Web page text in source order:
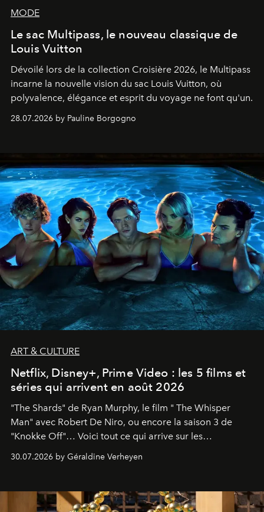
MODE
Le sac Multipass, le nouveau classique de
Louis Vuitton
Dévoilé lors de la collection Croisière 2026, le Multipass
incarne la nouvelle vision du sac Louis Vuitton, où
polyvalence, élégance et esprit du voyage ne font qu'un.
28.07.2026 by Pauline Borgogno
ART & CULTURE
Netflix, Disney+, Prime Video : les 5 films et
séries qui arrivent en août 2026
"The Shards" de Ryan Murphy, le film " The Whisper
Man" avec Robert De Niro, ou encore la saison 3 de
"Knokke Off"… Voici tout ce qui arrive sur les
plateformes de streaming en août 2026.
30.07.2026 by Géraldine Verheyen